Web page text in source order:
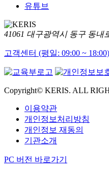
유튜브
41061 대구광역시 동구 동내
고객센터 (평일: 09:00 ~ 18:00)
Copyright© KERIS. ALL
이용약관
개인정보처리방침
개인정보 재동의
기관소개
PC 버전 바로가기